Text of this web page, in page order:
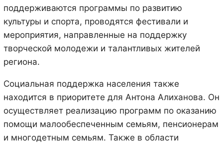
поддерживаются программы по развитию
культуры и спорта, проводятся фестивали и
мероприятия, направленные на поддержку
творческой молодежи и талантливых жителей
региона.
Социальная поддержка населения также
находится в приоритете для Антона Алиханова. Он
осуществляет реализацию программ по оказанию
помощи малообеспеченным семьям, пенсионерам
и многодетным семьям. Также в области